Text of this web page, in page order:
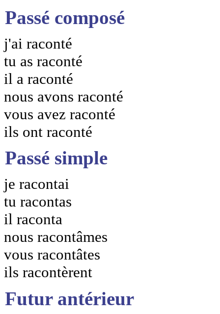
Passé composé
j'ai raconté
tu as raconté
il a raconté
nous avons raconté
vous avez raconté
ils ont raconté
Passé simple
je racontai
tu racontas
il raconta
nous racontâmes
vous racontâtes
ils racontèrent
Futur antérieur